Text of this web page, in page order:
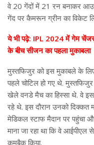
वे 20 गेंदों में 21 रन बनाकर
गेंद पर कैमरून ग्रीन का विकेट
ये भी पढ़े: IPL 2024 में गेम चेंजर
के बीच सीजन का पहला मुकाबला
मुस्तफिजुर को इस मुकाबले के
पहले चोटिल हो गए थे.
खेले वनडे मैच का हिस्सा थे. वे इस
रहे थे. इस दौरान उनको दिक्कत
मेडिकल स्टाफ मैदान पर पहुंचा
माना जा रहा था कि वे आईपीएल
कमबैक किया.